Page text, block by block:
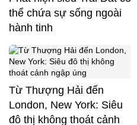
thể chứa sự sống ngoài
hành tinh
Từ Thượng Hải đến
London, New York: Siêu
đô thị không thoát cảnh